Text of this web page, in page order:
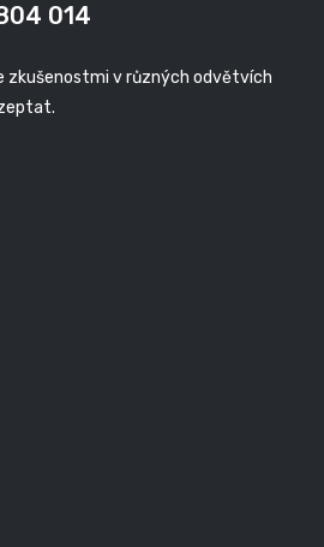
014
zkušenostmi v různých odvětvích